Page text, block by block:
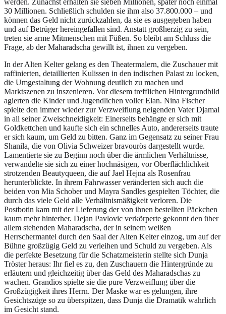
30 Millionen. Schließlich schulden sie ihm also 37.800.000 – und
können das Geld nicht zurückzahlen, da sie es ausgegeben haben
und auf Betrüger hereingefallen sind. Anstatt großherzig zu sein,
treten sie arme Mitmenschen mit Füßen. So bleibt am Schluss die
Frage, ab der Maharadscha gewillt ist, ihnen zu vergeben.
In der Alten Kelter gelang es den Theatermalern, die Zuschauer mit
raffinierten, detaillierten Kulissen in den indischen Palast zu locken,
die Umgestaltung der Wohnung deutlich zu machen und
Marktszenen zu inszenieren. Vor diesem trefflichen Hintergrundbild
agierten die Kinder und Jugendlichen voller Elan. Nina Fischer
spielte den immer wieder zur Verzweiflung neigenden Vater Djamal
in all seiner Zweischneidigkeit: Einerseits behängte er sich mit
Goldkettchen und kaufte sich ein schnelles Auto, andererseits traute
er sich kaum, um Geld zu bitten. Ganz im Gegensatz zu seiner Frau
Shanila, die von Olivia Schweizer bravourös dargestellt wurde.
Lamentierte sie zu Beginn noch über die ärmlichen Verhältnisse,
verwandelte sie sich zu einer hochnäsigen, vor Oberflächlichkeit
strotzenden Beautyqueen, die auf Jael Hejna als Rosenfrau
herunterblickte. In ihrem Fahrwasser veränderten sich auch die
beiden von Mia Schober und Mayra Sandles gespielten Töchter, die
durch das viele Geld alle Verhältnismäßigkeit verloren. Die
Postbotin kam mit der Lieferung der von ihnen bestellten Päckchen
kaum mehr hinterher. Dejan Pavlovic verkörperte gekonnt den über
allem stehenden Maharadscha, der in seinem weißen
Herrschermantel durch den Saal der Alten Kelter einzog, um auf der
Bühne großzügig Geld zu verleihen und Schuld zu vergeben. Als
die perfekte Besetzung für die Schatzmeisterin stellte sich Dunja
Tröster heraus: Ihr fiel es zu, den Zuschauern die Hintergründe zu
erläutern und gleichzeitig über das Geld des Maharadschas zu
wachen. Grandios spielte sie die pure Verzweiflung über die
Großzügigkeit ihres Herrn. Der Maske war es gelungen, ihre
Gesichtszüge so zu überspitzen, dass Dunja die Dramatik wahrlich
im Gesicht stand.